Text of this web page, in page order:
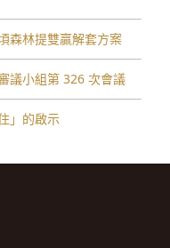
森林提雙贏解套方案
議小組第 326 次會議
」的啟示